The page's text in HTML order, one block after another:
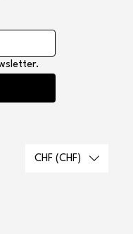
CHF (CHF)